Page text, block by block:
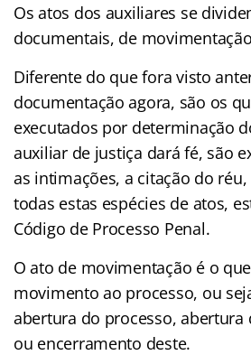
Os atos dos auxiliares se
documentais, de
Diferente do que fora visto
documentação agora, são os
executados por determinação
auxiliar de justiça dará fé, são
as intimações, a citação do
todas estas espécies de atos,
Código de Processo Penal.
O ato de movimentação é o
movimento ao processo, ou
abertura do processo, abertura
ou encerramento deste.